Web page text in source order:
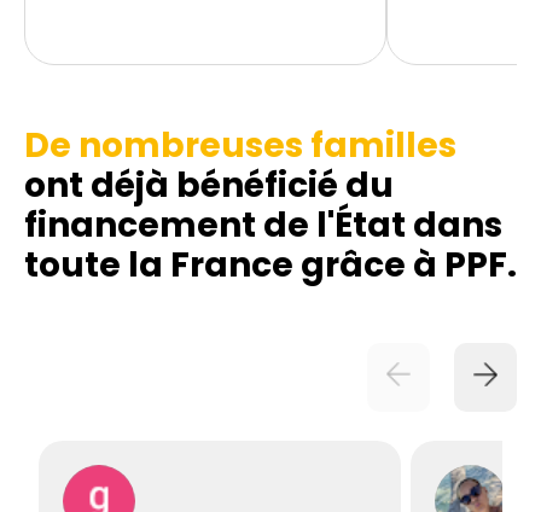
De nombreuses familles
ont déjà bénéficié du
financement de l'État dans
toute la France grâce à PPF.